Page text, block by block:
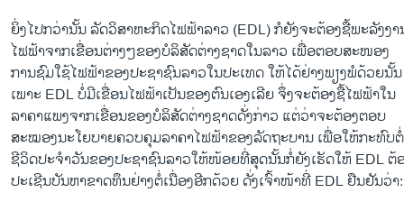
ຍິ່ງໄປກວ່ານັ້ນ ລັດວິສາຫະກິດໄຟຟ້າລາວ (EDL) ກໍຍັງຈະຕ້ອງຊື້ພະລັງງ
ໄຟຟ້າຈາກເຂື່ອນຕ່າງໆຂອງບໍລິສັດຕ່າງຊາດໃນລາວ ເພື່ອຕອບສະໜອງ
ການຊົມໃຊ້ໄຟຟ້າຂອງປະຊາຊົນລາວໃນປະເທດ ໃຫ້ໄດ້ຢ່າງພຽງພໍດ້ວຍນັ້ນ
ເພາະ EDL ບໍ່ມີເຂື່ອນໄຟຟ້າເປັນຂອງຕົນເອງເລີຍ ຈຶ່ງຈະຕ້ອງຊື້ໄຟຟ້າໃນ
ລາຄາແພງຈາກເຂື່ອນຂອງບໍລິສັດຕ່າງຊາດດັ່ງກ່າວ ແຕ່ວ່າຈະຕ້ອງຕອບ
ສະໝອງນະໂຍບາຍຄວບຄຸມລາຄາໄຟຟ້າຂອງລັດຖະບານ ເພື່ອໃຫ້ກະທົບຕໍ່
ຊີວິດປະຈຳວັນຂອງປະຊາຊົນລາວໃຫ້ໜ້ອຍທີ່ສຸດນັ້ນກໍ່ຍັງເຮັດໃຫ້ EDL ຕ້
ປະເຊີນບັນຫາຂາດທຶນຢ່າງຕໍ່ເນື່ອງອີກດ້ວຍ ດັ່ງເຈົ້າໜ້າທີ່ EDL ຢືນຢັນວ່າ: